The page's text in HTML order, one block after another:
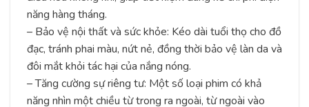
năng hàng tháng.
– Bảo vệ nội thất và sức khỏe: Kéo dài tuổi thọ cho đồ
đạc, tránh phai màu, nứt nẻ, đồng thời bảo vệ làn da và
đôi mắt khỏi tác hại của nắng nóng.
– Tăng cường sự riêng tư: Một số loại phim có khả
năng nhìn một chiều từ trong ra ngoài, từ ngoài vào